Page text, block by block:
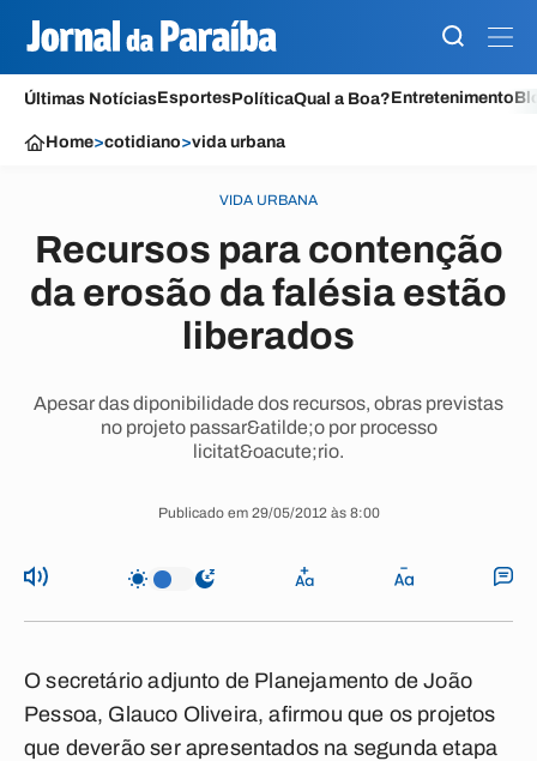
Últimas NotíciasEsportesPolíticaQual a Boa?Entretenimento
Home>cotidiano>vida urbana
VIDA URBANA
Recursos para contenção
da erosão da falésia estão
liberados
Apesar das diponibilidade dos recursos, obras previstas
no projeto passar&atilde;o por processo
licitat&oacute;rio.
Publicado em 29/05/2012 às 8:00
O secretário adjunto de Planejamento de João
Pessoa, Glauco Oliveira, afirmou que os projetos
que deverão ser apresentados na segunda etapa